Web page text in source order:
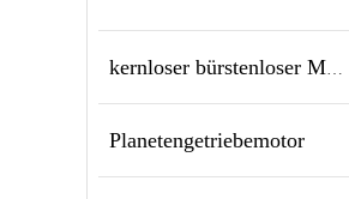
Planetengetriebemotor